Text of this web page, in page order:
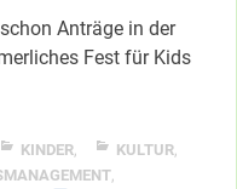
Anträge in der
Fest für Kids
KINDER KULTUR